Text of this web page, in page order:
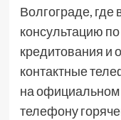
Волгограде, где
консультацию
кредитования и
контактные
на официальном
телефону